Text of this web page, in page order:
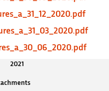
2021